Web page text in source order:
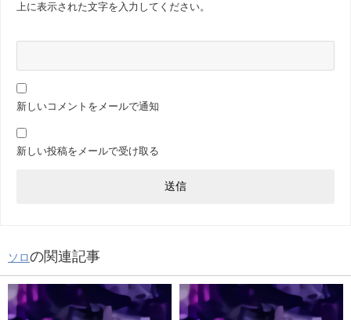
上に表示された文字を入力してください。
新しいコメントをメールで通知
新しい投稿をメールで受け取る
ソロの関連記事